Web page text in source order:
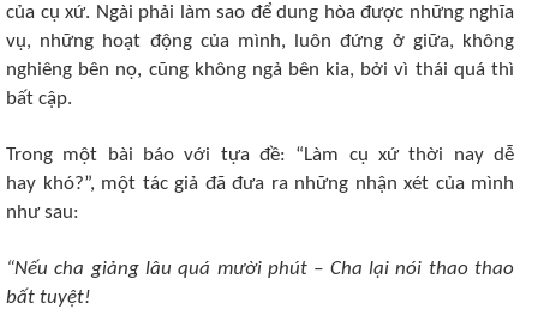
của cụ xứ. Ngài phải làm sao để dung hòa được những nghĩa
vụ, những hoạt động của mình, luôn đứng ở giữa, không
nghiêng bên nọ, cũng không ngả bên kia, bởi vì thái quá thì
bất cập.
Trong một bài báo với tựa đề: “Làm cụ xứ thời nay dễ
hay khó?”, một tác giả đã đưa ra những nhận xét của mình
như sau:
“Nếu cha giảng lâu quá mười phút – Cha lại nói thao thao
bất tuyệt!